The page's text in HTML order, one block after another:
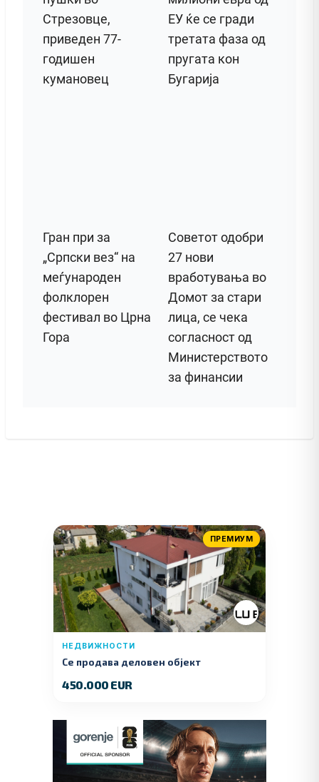
Стрезовце,
приведен 77-
годишен
кумановец
ЕУ ќе се гради
третата фаза од
пругата кон
Бугарија
Гран при за
„Српски вез“ на
меѓународен
фолклорен
фестивал во Црна
Гора
Советот одобри
27 нови
вработувања во
Домот за стари
лица, се чека
согласност од
Министерството
за финансии
ПРЕМИУМ
НЕДВИЖНОСТИ
Се продава деловен објект
450.000 EUR